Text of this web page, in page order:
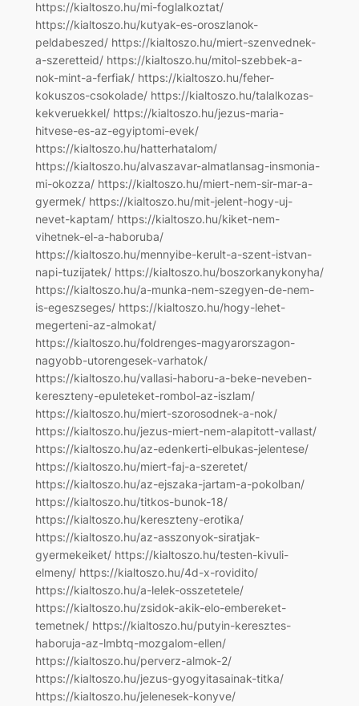
https://kialtoszo.hu/mi-foglalkoztat/
https://kialtoszo.hu/kutyak-es-oroszlanok-
peldabeszed/ https://kialtoszo.hu/miert-szenvednek-
a-szeretteid/ https://kialtoszo.hu/mitol-szebbek-a-
nok-mint-a-ferfiak/ https://kialtoszo.hu/feher-
kokuszos-csokolade/ https://kialtoszo.hu/talalkozas-
kekveruekkel/ https://kialtoszo.hu/jezus-maria-
hitvese-es-az-egyiptomi-evek/
https://kialtoszo.hu/hatterhatalom/
https://kialtoszo.hu/alvaszavar-almatlansag-insmonia-
mi-okozza/ https://kialtoszo.hu/miert-nem-sir-mar-a-
gyermek/ https://kialtoszo.hu/mit-jelent-hogy-uj-
nevet-kaptam/ https://kialtoszo.hu/kiket-nem-
vihetnek-el-a-haboruba/
https://kialtoszo.hu/mennyibe-kerult-a-szent-istvan-
napi-tuzijatek/ https://kialtoszo.hu/boszorkanykonyha/
https://kialtoszo.hu/a-munka-nem-szegyen-de-nem-
is-egeszseges/ https://kialtoszo.hu/hogy-lehet-
megerteni-az-almokat/
https://kialtoszo.hu/foldrenges-magyarorszagon-
nagyobb-utorengesek-varhatok/
https://kialtoszo.hu/vallasi-haboru-a-beke-neveben-
kereszteny-epuleteket-rombol-az-iszlam/
https://kialtoszo.hu/miert-szorosodnek-a-nok/
https://kialtoszo.hu/jezus-miert-nem-alapitott-vallast/
https://kialtoszo.hu/az-edenkerti-elbukas-jelentese/
https://kialtoszo.hu/miert-faj-a-szeretet/
https://kialtoszo.hu/az-ejszaka-jartam-a-pokolban/
https://kialtoszo.hu/titkos-bunok-18/
https://kialtoszo.hu/kereszteny-erotika/
https://kialtoszo.hu/az-asszonyok-siratjak-
gyermekeiket/ https://kialtoszo.hu/testen-kivuli-
elmeny/ https://kialtoszo.hu/4d-x-rovidito/
https://kialtoszo.hu/a-lelek-osszetetele/
https://kialtoszo.hu/zsidok-akik-elo-embereket-
temetnek/ https://kialtoszo.hu/putyin-keresztes-
haboruja-az-lmbtq-mozgalom-ellen/
https://kialtoszo.hu/perverz-almok-2/
https://kialtoszo.hu/jezus-gyogyitasainak-titka/
https://kialtoszo.hu/jelenesek-konyve/